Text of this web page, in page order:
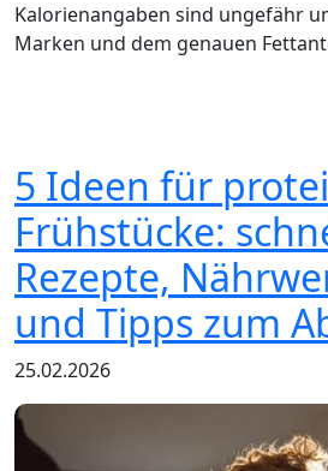
Kalorienangaben sind ungefähr
Marken und dem genauen
5 Ideen für
Frühstücke:
Rezepte,
und Tipps zum
25.02.2026